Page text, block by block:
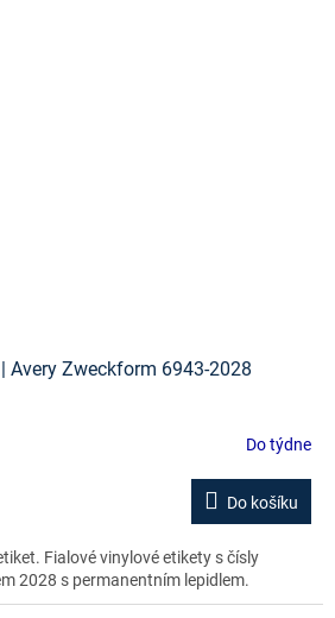
Avery Zweckform 6943-2028
Do týdne
Do košíku
Fialové vinylové etikety s čísly
2028 s permanentním lepidlem.